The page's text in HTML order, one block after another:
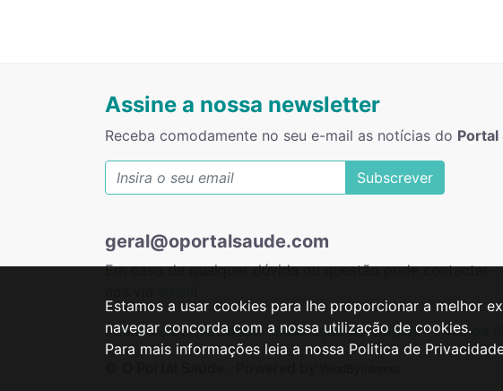
Assine a nossa newsletter
Receba comodamente no seu e-mail as notícias do Portal
Subscrever
geral@oportalsaude.com
Em caso de qualquer dúvida ou questão pode contactar-
Política de Privacidade Resolução de Litígios Livro de
Estamos a usar cookies para lhe proporcionar a melhor
navegar concorda com a nossa utilização de cookies.
Para mais informações leia a nossa Politica de